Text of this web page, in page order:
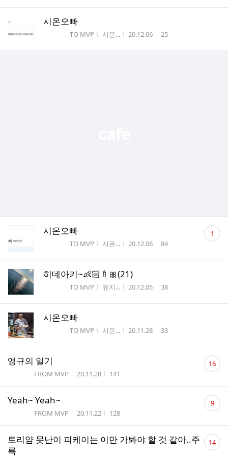
시온오빠
TO MVP 작성자
시온... 작성시간
20.12.06 조회수
25
시온오빠
TO MVP 작성자
시온... 작성시간
20.12.06 조회수
84
댓
글 1
히데아키~👶🏻🍼🎀(21)
TO MVP 작성자
유치... 작성시간
20.12.05 조회수
38
시온오빠
TO MVP 작성자
시온... 작성시간
20.11.28 조회수
33
앵규의 일기
FROM MVP 작성시간
20.11.28 조회수
141
댓
글16
Yeah~ Yeah~
FROM MVP 작성시간
20.11.22 조회수
128
댓
글 9
토리얌 못난이 피케이는 이만 가봐야 할 것 같아..주
륵
댓
글14